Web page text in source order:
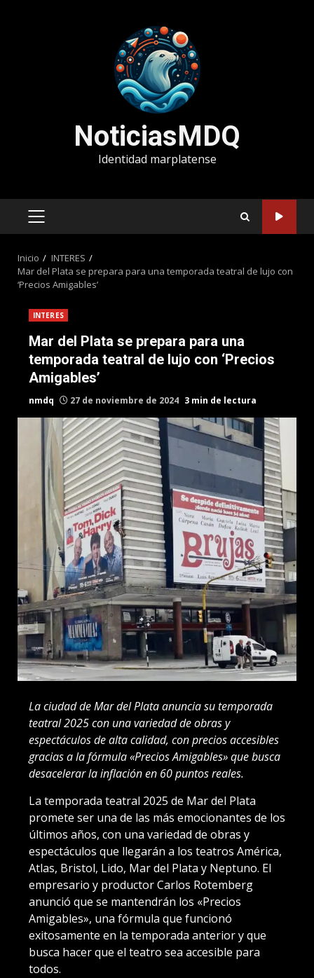
NoticiasMDQ
Identidad marplatense
MENÚ
Inicio
INTERES
Mar del Plata se prepara para una temporada teatral de lujo con
‘Precios Amigables’
INTERES
Mar del Plata se prepara para una
temporada teatral de lujo con ‘Precios
Amigables’
nmdq 27 de noviembre de 2024 3 min de lectura
La ciudad de Mar del Plata anuncia su temporada
teatral 2025 con una variedad de obras y
espectáculos de alta calidad, con precios accesibles
gracias a la fórmula «Precios Amigables» que busca
desacelerar la inflación en 60 puntos reales.
La temporada teatral 2025 de Mar del Plata
promete ser una de las más emocionantes de los
últimos años, con una variedad de obras y
espectáculos que llegarán a los teatros América,
Atlas, Bristol, Lido, Mar del Plata y Neptuno. El
empresario y productor Carlos Rotemberg
anunció que se mantendrán los «Precios
Amigables», una fórmula que funcionó
exitosamente en la temporada anterior y que
busca hacer que el teatro sea accesible para
todos.